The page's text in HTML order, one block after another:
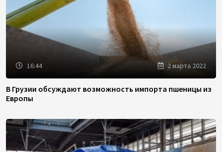
16:44 2 марта 2022
В Грузии обсуждают возможность импорта пшеницы из
Европы